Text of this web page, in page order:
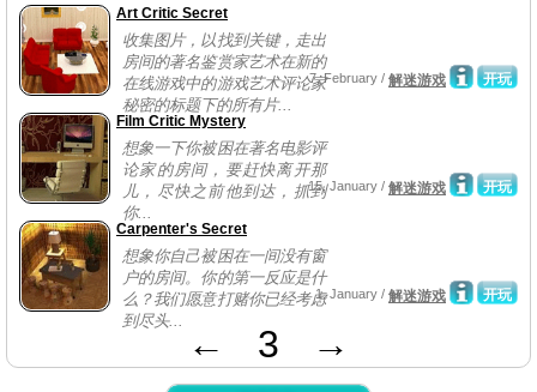
Art Critic Secret
收集图片，以找到关键，走出
房间的著名鉴赏家艺术在新的
在线游戏中的游戏艺术评论家
秘密的标题下的所有片...
开玩
7, February / 解迷游戏
Film Critic Mystery
想象一下你被困在著名电影评
论家的房间，要赶快离开那
儿，尽快之前他到达，抓到
你...
开玩
15, January / 解迷游戏
Carpenter's Secret
想象你自己被困在一间没有窗
户的房间。你的第一反应是什
么？我们愿意打赌你已经考虑
到尽头...
开玩
1, January / 解迷游戏
← 3 →